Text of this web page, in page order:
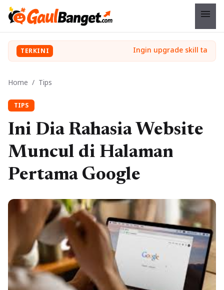
menu
TERKINI
Home / Tips
TIPS
Ini Dia Rahasia Website
Muncul di Halaman
Pertama Google